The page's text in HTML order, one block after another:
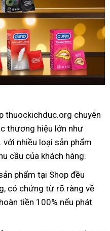
thuockichduc.org chuyên
thương hiệu lớn như
với nhiều loại sản phẩm
cầu của khách hàng.
phẩm tại Shop đều
có chứng từ rõ ràng về
tiền 100% nếu phát